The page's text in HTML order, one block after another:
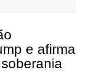
e afirma